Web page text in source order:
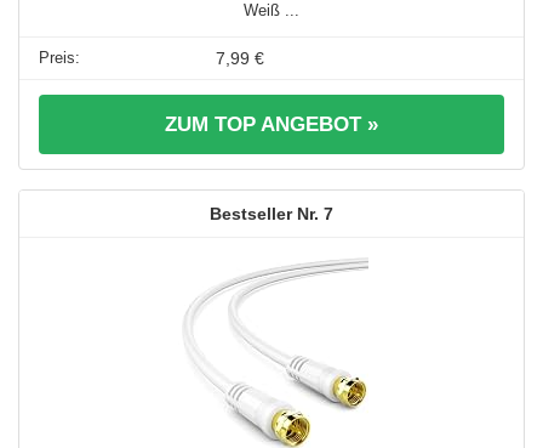
Weiß ...
7,99 €
ZUM TOP ANGEBOT »
7